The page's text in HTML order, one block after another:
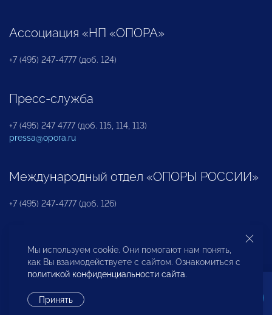
Ассоциация «НП «ОПОРА»
+7 (495) 247-4777 (доб. 124)
Пресс-служба
+7 (495) 247 4777 (доб. 115, 114, 113)
pressa@opora.ru
Международный отдел «ОПОРЫ РОССИИ»
+7 (495) 247-4777 (доб. 126)
Бюро по защите прав предпринимателей и
инвесторов
Мы используем cookie. Они помогают нам понять,
как Вы взаимодействуете с сайтом. Ознакомиться с
политикой конфиденциальности сайта.
Принять